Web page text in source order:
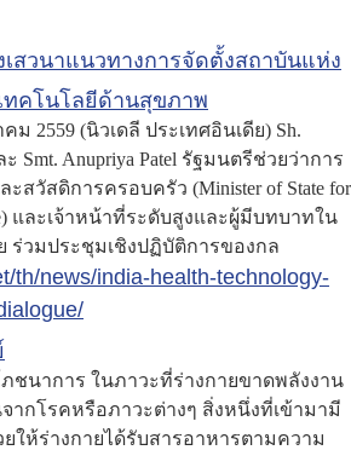
สวนาแนวทางการจัดตั้งสถาบันแห่ง
ทคโนโลยีด้านสุขภาพ
ม 2559 (นิวเดลี ประเทศอินเดีย) Sh.
ะ Smt. Anupriya Patel รัฐมนตรีช่วยว่าการ
สวัสดิการครอบครัว (Minister of State for
และเจ้าหน้าที่ระดับสูงและผู้มีบทบาทใน
ร่วมประชุมเชิงปฏิบัติการของกล
th/news/india-health-technology-
ชนาการ ในภาวะที่ร่างกายขาดพลังงาน
ากโรคหรือภาวะต่างๆ สิ่งหนึ่งที่เข้ามามี
ห้ร่างกายได้รับสารอาหารตามความ